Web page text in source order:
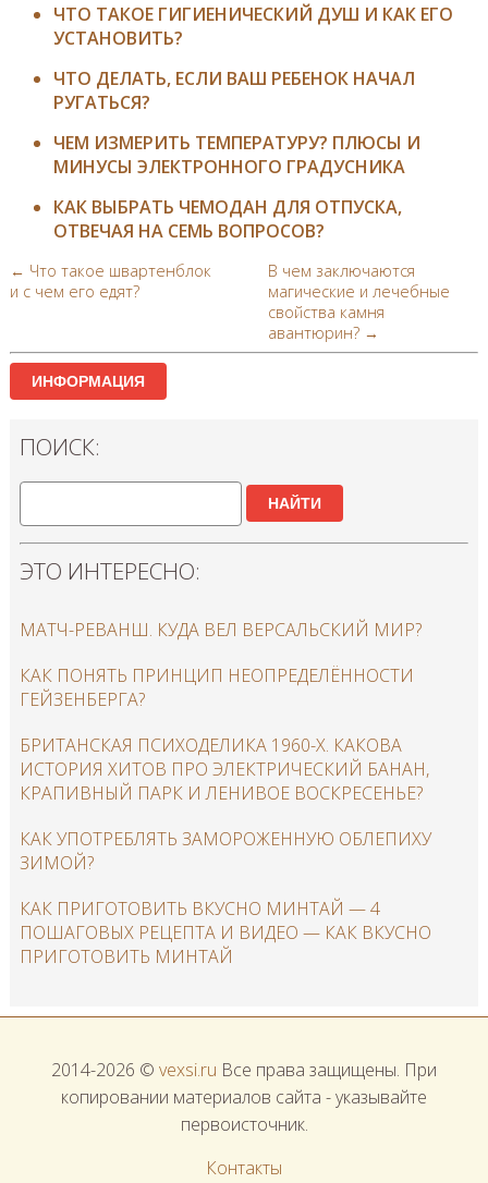
ЧТО ТАКОЕ ГИГИЕНИЧЕСКИЙ ДУШ И КАК ЕГО
УСТАНОВИТЬ?
ЧТО ДЕЛАТЬ, ЕСЛИ ВАШ РЕБЕНОК НАЧАЛ
РУГАТЬСЯ?
ЧЕМ ИЗМЕРИТЬ ТЕМПЕРАТУРУ? ПЛЮСЫ И
МИНУСЫ ЭЛЕКТРОННОГО ГРАДУСНИКА
КАК ВЫБРАТЬ ЧЕМОДАН ДЛЯ ОТПУСКА,
ОТВЕЧАЯ НА СЕМЬ ВОПРОСОВ?
← Что такое швартенблок
и с чем его едят?
В чем заключаются
магические и лечебные
свойства камня
авантюрин?​ →
ИНФОРМАЦИЯ
ПОИСК:
НАЙТИ
ЭТО ИНТЕРЕСНО:
МАТЧ-РЕВАНШ. КУДА ВЕЛ ВЕРСАЛЬСКИЙ МИР?
КАК ПОНЯТЬ ПРИНЦИП НЕОПРЕДЕЛЁННОСТИ
ГЕЙЗЕНБЕРГА?
БРИТАНСКАЯ ПСИХОДЕЛИКА 1960-Х. КАКОВА
ИСТОРИЯ ХИТОВ ПРО ЭЛЕКТРИЧЕСКИЙ БАНАН,
КРАПИВНЫЙ ПАРК И ЛЕНИВОЕ ВОСКРЕСЕНЬЕ?
КАК УПОТРЕБЛЯТЬ ЗАМОРОЖЕННУЮ ОБЛЕПИХУ
ЗИМОЙ?
КАК ПРИГОТОВИТЬ ВКУСНО МИНТАЙ — 4
ПОШАГОВЫХ РЕЦЕПТА И ВИДЕО — КАК ВКУСНО
ПРИГОТОВИТЬ МИНТАЙ
2014-2026 © vexsi.ru Все права защищены. При
копировании материалов сайта - указывайте
первоисточник.
Контакты